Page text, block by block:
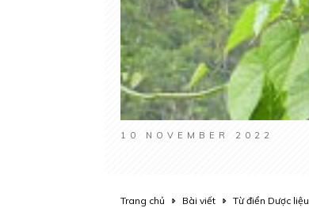
10 NOVEMBER 2022
Trang chủ Bài viết Từ điển Dược liệu